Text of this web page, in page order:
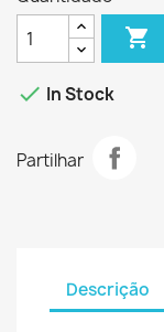

 In Stock
Partilhar
Descrição